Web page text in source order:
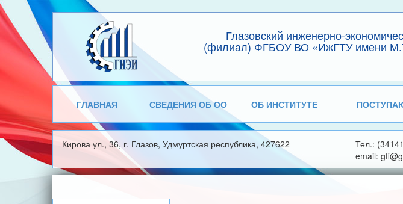
Глазовский инженерно-
(филиал) ФГБОУ ВО «ИжГТУ имени
ГЛАВНАЯ СВЕДЕНИЯ ОБ ОО ОБ ИНСТИТУТЕ
Кирова ул., 36, г. Глазов, Удмуртская республика, 427622
Тел.:
email: